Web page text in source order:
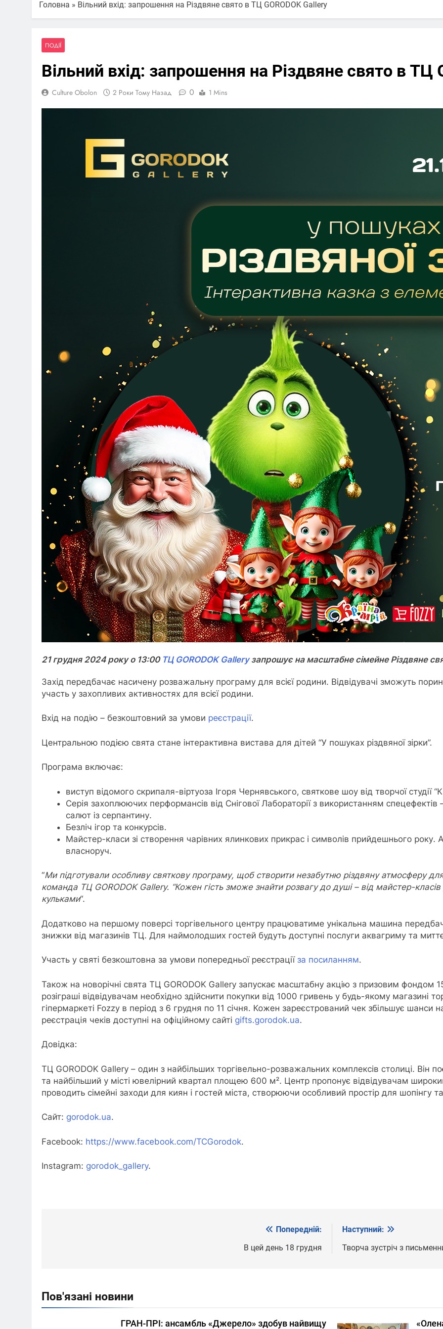
Головна » Вільний вхід: запрошення на Різдвяне свято в ТЦ GORODOK Gallery
ПОДІЇ
Вільний вхід: запрошення на Різдвяне свято в ТЦ
Culture Obolon 2 Роки Тому Назад 0 1 Mins
21 грудня 2024 року о 13:00 ТЦ GORODOK Galleryзапрошує на масштабне сімейне Різдвяне
Захід передбачає насичену розважальну програму для всієї родини. Відвідувачі зможуть
участь у захопливих активностях для всієї родини.
Вхід на подію – безкоштовний за умови реєстрації.
Центральною подією свята стане інтерактивна вистава для дітей “У пошуках різдвяної зірки”.
Програма включає:
виступ відомого скрипаля-віртуоза Ігоря Чернявського, святкове шоу від творчої студії
Серія захоплюючих перформансів від Снігової Лабораторії з використанням
салют із серпантину.
Безліч ігор та конкурсів.
Майстер-класи зі створення чарівних ялинкових прикрас і символів прийдешнього року.
власноруч.
“Ми підготували особливу святкову програму, щоб створити незабутню різдвяну атмосферу для
команда ТЦ GORODOK Gallery. “Кожен гість зможе знайти розвагу до душі – від майстер-
кульками“.
Додатково на першому поверсі торгівельного центру працюватиме унікальна машина
знижки від магазинів ТЦ. Для наймолодших гостей будуть доступні послуги аквагриму та
Участь у святі безкоштовна за умови попередньої реєстрації за посиланням.
Також на новорічні свята ТЦ GORODOK Gallery запускає масштабну акцію з призовим фондом
розіграші відвідувачам необхідно здійснити покупки від 1000 гривень у будь-якому магазині
гіпермаркеті Fozzy в період з 6 грудня по 11 січня. Кожен зареєстрований чек збільшує шанси
реєстрація чеків доступні на офіційному сайті gifts.gorodok.ua.
Довідка:
ТЦ GORODOK Gallery – один з найбільших торгівельно-розважальних комплексів столиці. Він
та найбільший у місті ювелірний квартал площею 600 м². Центр пропонує відвідувачам
проводить сімейні заходи для киян і гостей міста, створюючи особливий простір для шопінгу
Сайт: gorodok.ua.
Facebook: https://www.facebook.com/TCGorodok.
Instagram: gorodok_gallery.
Попередній:
В цей день 18 грудня
Наступний:
Творча зустріч з
Пов'язані новини
ГРАН-ПРІ: ансамбль «Джерело» здобув найвищу